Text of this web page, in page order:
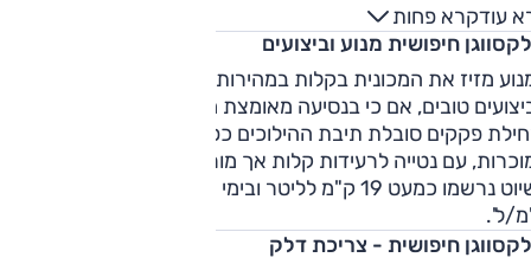
ומרווח ראש חסר. תא המטען מפתיע לטובה עם גודל נאה ושימושיות
עודקרא פחות
חיפושית מנוע וביצועים
מזיז את המכונית בקלות במהירות עירוניות וגם מחוץ לעיר
טובים, אם כי בנסיעה מאומצת מתגלה מחסור מסוים
פקקים סובלת תיבת ההילוכים כפולת-המצמדים מהבעיות
עם נטייה לרעידות קלות אך מורגשות. צריכת הדלק
ל'.
חיפושית - צריכת דלק